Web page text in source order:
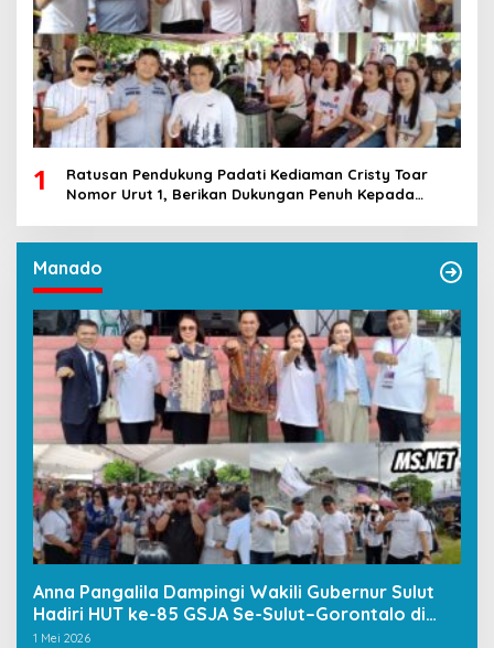
1
Ratusan Pendukung Padati Kediaman Cristy Toar
Nomor Urut 1, Berikan Dukungan Penuh Kepada
Manado
Anna Pangalila Dampingi Wakili Gubernur Sulut
Hadiri HUT ke-85 GSJA Se-Sulut–Gorontalo di
Langowan
1 Mei 2026